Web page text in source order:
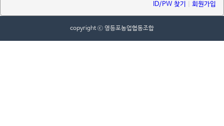
ID/PW 찾기 회원가입
copyright ⓒ 영등포농업협동조합